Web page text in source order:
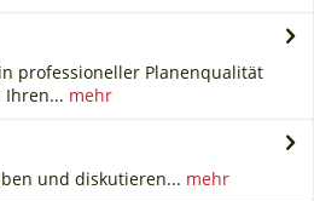
professioneller Planenqualität
Ihren... mehr
und diskutieren... mehr